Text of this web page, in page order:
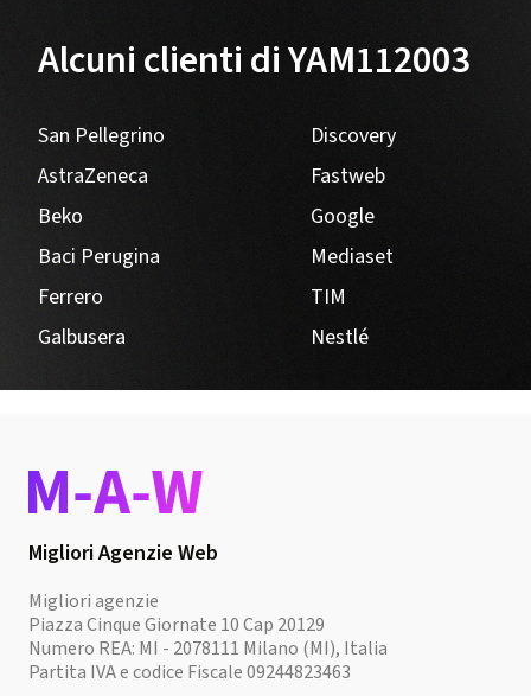
Alcuni clienti di YAM112003
San Pellegrino
Discovery
AstraZeneca
Fastweb
Beko
Google
Baci Perugina
Mediaset
Ferrero
TIM
Galbusera
Nestlé
Migliori Agenzie Web
Migliori agenzie
Piazza Cinque Giornate 10 Cap 20129
Numero REA: MI - 2078111 Milano (MI), Italia
Partita IVA e codice Fiscale 09244823463